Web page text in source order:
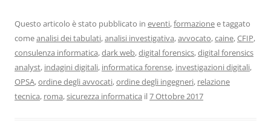
Questo articolo è stato pubblicato in eventi,formazionee taggato
comeanalisi dei tabulati,analisi investigativa,avvocato,caine,CFIP,
consulenza informatica,dark web,digital forensics,digital forensics
analyst, indagini digitali, informatica forense, investigazioni digitali,
OPSA,ordine degli avvocati,ordine degli ingegneri, relazione
tecnica, roma,sicurezza informatica il7 Ottobre 2017